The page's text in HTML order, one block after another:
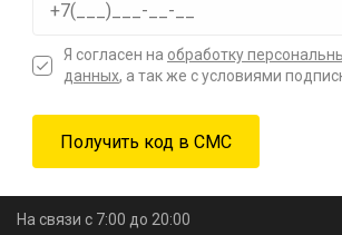
Я согласен на обработку
данных, а так же с условиями
На связи с 7:00 до 20:00